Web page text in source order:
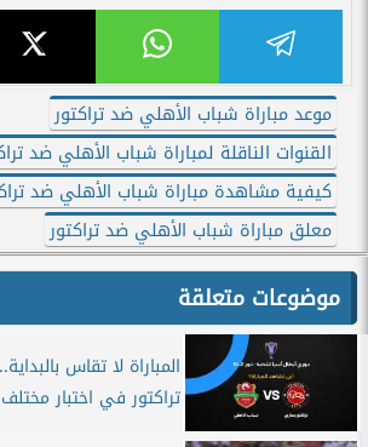
موعد مباراة شباب الأهلي ضد تراكتور
القنوات الناقلة لمباراة شباب الأهلي ضد
كيفية مشاهدة مباراة شباب الأهلي ضد
معلق مباراة شباب الأهلي ضد تراكتور
موضوعات متعلقة
المباراة لا تقاس
تراكتور في اختبار مختلف